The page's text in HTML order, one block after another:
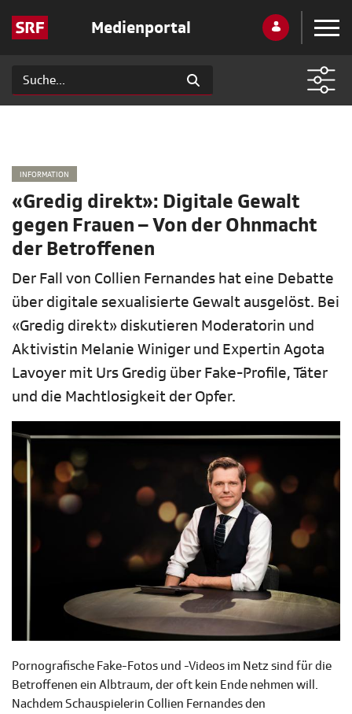
Medienportal
INFORMATION
«Gredig direkt»: Digitale Gewalt
gegen Frauen – Von der Ohnmacht
der Betroffenen
Der Fall von Collien Fernandes hat eine Debatte
über digitale sexualisierte Gewalt ausgelöst. Bei
«Gredig direkt» diskutieren Moderatorin und
Aktivistin Melanie Winiger und Expertin Agota
Lavoyer mit Urs Gredig über Fake-Profile, Täter
und die Machtlosigkeit der Opfer.
Pornografische Fake-Fotos und -Videos im Netz sind für die
Betroffenen ein Albtraum, der oft kein Ende nehmen will.
Nachdem Schauspielerin Collien Fernandes den